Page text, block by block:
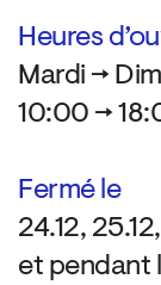
Heures
Mardi →
10:00 →
Fermé le
24.12,
et pendant